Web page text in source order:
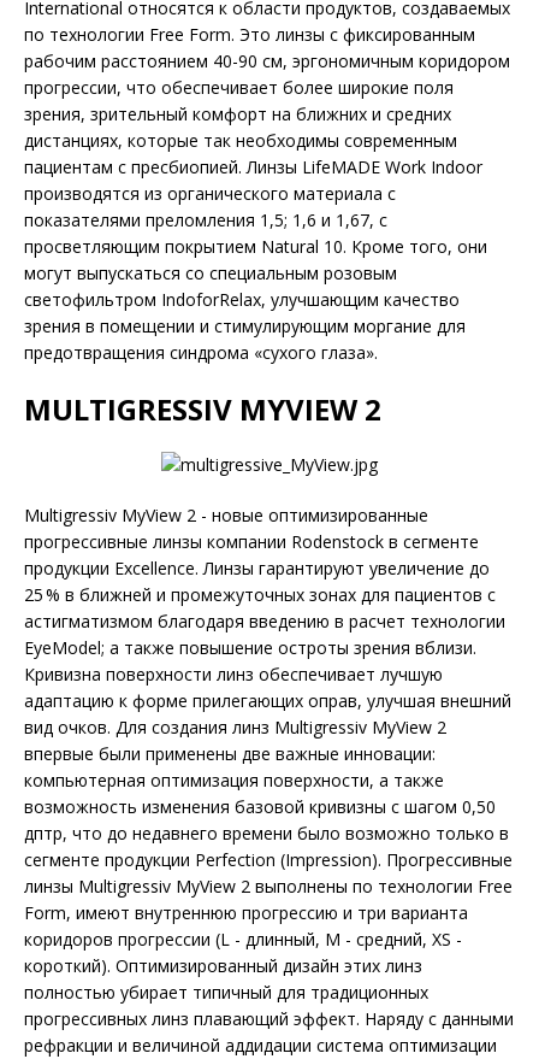
International относятся к области продуктов, создаваемых
по технологии Free Form. Это линзы с фиксированным
рабочим расстоянием 40-90 см, эргономичным коридором
прогрессии, что обеспечивает более широкие поля
зрения, зрительный комфорт на ближних и средних
дистанциях, которые так необходимы современным
пациентам с пресбиопией. Линзы LifeMADE Work Indoor
производятся из органического материала с
показателями преломления 1,5; 1,6 и 1,67, с
просветляющим покрытием Natural 10. Кроме того, они
могут выпускаться со специальным розовым
светофильтром IndoforRelax, улучшающим качество
зрения в помещении и стимулирующим моргание для
предотвращения синдрома «сухого глаза».
MULTIGRESSIV MYVIEW 2
Multigressiv MyView 2 - новые оптимизированные
прогрессивные линзы компании Rodenstock в сегменте
продукции Excellence. Линзы гарантируют увеличение до
25 % в ближней и промежуточных зонах для пациентов с
астигматизмом благодаря введению в расчет технологии
EyeModel; а также повышение остроты зрения вблизи.
Кривизна поверхности линз обеспечивает лучшую
адаптацию к форме прилегающих оправ, улучшая внешний
вид очков. Для создания линз Multigressiv MyView 2
впервые были применены две важные инновации:
компьютерная оптимизация поверхности, а также
возможность изменения базовой кривизны с шагом 0,50
дптр, что до недавнего времени было возможно только в
сегменте продукции Perfection (Impression). Прогрессивные
линзы Multigressiv MyView 2 выполнены по технологии Free
Form, имеют внутреннюю прогрессию и три варианта
коридоров прогрессии (L - длинный, M - средний, XS -
короткий). Оптимизированный дизайн этих линз
полностью убирает типичный для традиционных
прогрессивных линз плавающий эффект. Наряду с данными
рефракции и величиной аддидации система оптимизации